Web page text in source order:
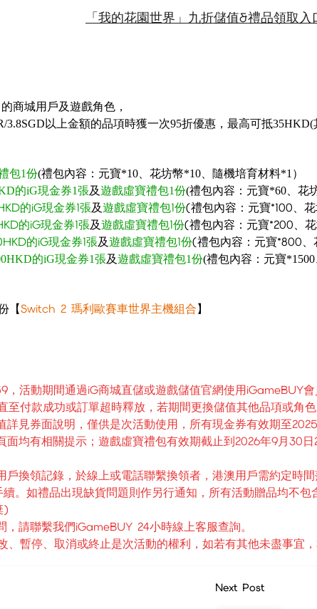
「我的花園世界」九折儲值&禮品領取入
商城用戶及遊戲角色，
3.8SGD以上金額的品項時獲一次95折優惠，最高可抵
包1份(禮包內容：元寶*10、花坊幣*10、隨機培育材料*1）
的iG現金券1張及遊戲虛寶禮包1份(禮包內容：元寶*60、花
的iG現金券1張及遊戲虛寶禮包1份(禮包內容：元寶*100、花
的iG現金券1張及遊戲虛寶禮包1份(禮包內容：元寶*200、
的iG現金券1張及遊戲虛寶禮包1份(禮包內容：元寶*800、
的iG現金券1張及遊戲虛寶禮包1份(禮包內容：元寶
【Switch 2 瑪利歐賽車世界主機組合】
活動期間通過iG商城直儲或遊戲儲值官網使用iGameBUY
付款成功或訂單超時釋放，若期間更換儲值其他品項或角色
見券面說明，僅供是次活動使用，所有現金券有效期至
均有相關提示；遊戲虛寶禮包有效期截止到2026年9月30
換領記錄，於線上或電話聯繫換領者，港澳用戶需約定時
。如禮品出現缺貨問題則作另行通知，所有活動贈品均不
)
請聯繫我們iGameBUY 24小時線上客服查詢。
暫停、取消或終止是次活動的權利，如若有其他未盡事宜
Next Post